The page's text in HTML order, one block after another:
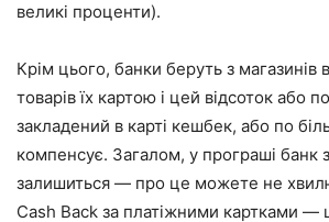
великі проценти).
Крім цього, банки беруть з магазинів
товарів їх картою і цей відсоток або
закладений в карті кешбек, або по
компенсує. Загалом, у програші банк
залишиться — про це можете не
Cash Back за платіжними картками